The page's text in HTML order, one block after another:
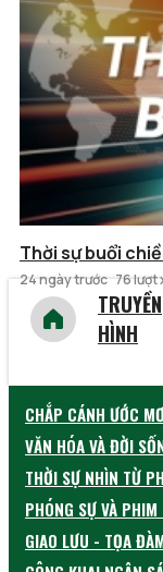
Thời sự buổi
24 ngày trước 76 lượt
TRUYỀN
HÌNH
CHẮP CÁNH ƯỚC MƠ
VĂN HÓA VÀ ĐỜI
THỜI SỰ NHÌN TỪ
PHÓNG SỰ VÀ PHIM
GIAO LƯU - TỌA